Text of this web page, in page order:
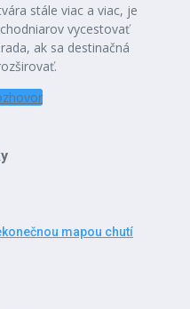
stále viac a viac, je
vycestovať
ak sa destinačná
mapou chutí